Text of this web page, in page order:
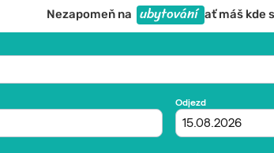
Nezapomeň na ubytování ať máš kde